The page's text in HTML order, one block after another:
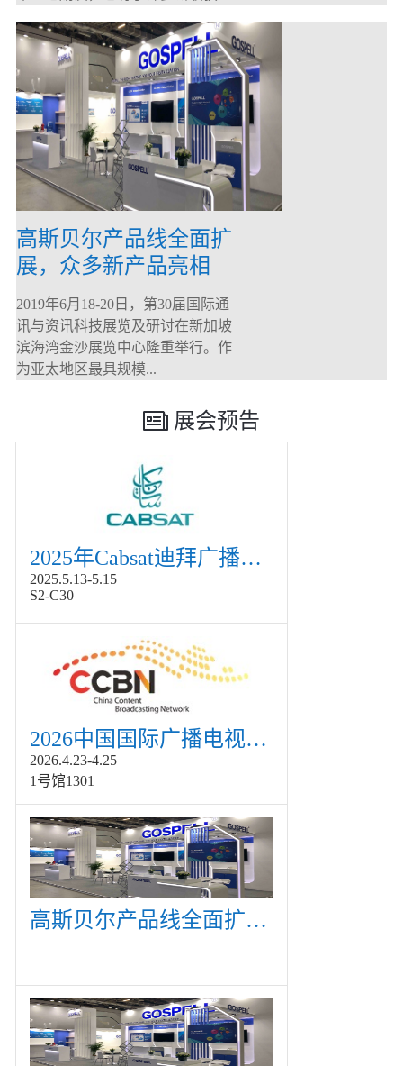
高斯贝尔产品线全面扩
展，众多新产品亮相
CommunicAsia 2019
2019年6月18-20日，第30届国际通
讯与资讯科技展览及研讨在新加坡
滨海湾金沙展览中心隆重举行。作
为亚太地区最具规模...
展会预告
2025年Cabsat迪拜广播电视展
2025.5.13-5.15
S2-C30
2026中国国际广播电视信息网络展览会展
2026.4.23-4.25
1号馆1301
高斯贝尔产品线全面扩展，众多新产品亮相CommunicAsia 2019